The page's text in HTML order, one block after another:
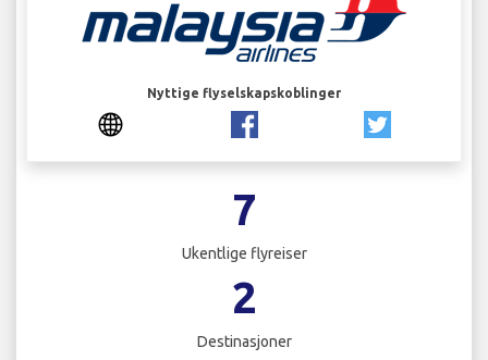
Nyttige flyselskapskoblinger
7
Ukentlige flyreiser
2
Destinasjoner